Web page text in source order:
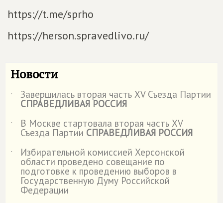
https://t.me/sprho
https://herson.spravedlivo.ru/
Новости
˙ Завершилась вторая часть XV Съезда Партии
СПРАВЕДЛИВАЯ РОССИЯ
˙
В Москве стартовала вторая часть XV
Съезда Партии СПРАВЕДЛИВАЯ РОССИЯ
˙
Избирательной комиссией Херсонской
области проведено совещание по
подготовке к проведению выборов в
Государственную Думу Российской
Федерации